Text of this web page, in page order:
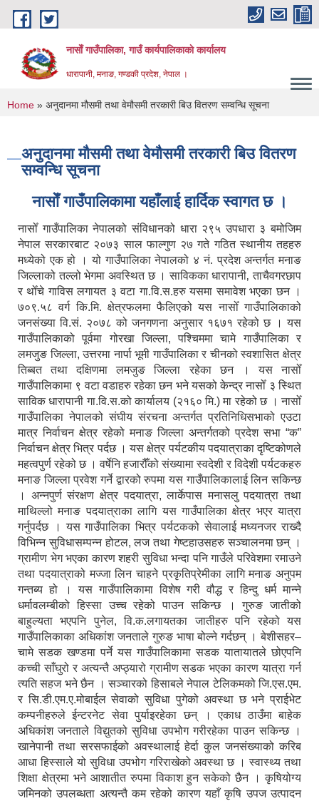
Skip to main content
नासाेँ गाउँपालिका, गाउँ कार्यपालिकाकाे कार्यालय
धारापानी, मनाङ, गण्डकी प्रदेश, नेपाल ।
You are here
Home » अनुदानमा मौसमी तथा वेमौसमी तरकारी बिउ वितरण सम्वन्धि सूचना
अनुदानमा मौसमी तथा वेमौसमी तरकारी बिउ वितरण
सम्वन्धि सूचना
नासाेँ गाउँपालिकामा यहाँलाई हार्दिक स्वागत छ ।
नासोँ गाउँपालिका नेपालको संविधानको धारा २९५ उपधारा ३ बमोजिम
नेपाल सरकारबाट २०७३ साल फाल्गुण २७ गते गठित स्थानीय तहहरु
मध्येको एक हो । यो गाउँपालिका नेपालको ४ नं. प्रदेश अन्तर्गत मनाङ
जिल्लाको तल्लो भेगमा अवस्थित छ । साविकका धारापानी‚ ताचैवगरछाप
र थोँचे गाविस लगायत ३ वटा गा.वि.स.हरु यसमा समावेश भएका छन ।
७०९.५८ वर्ग कि.मि. क्षेत्रफलमा फैलिएको यस नासोँ गाउँपालिकाको
जनसंख्या वि.सं. २०७८ को जनगणना अनुसार १६७१ रहेको छ । यस
गाउँपालिकाको पूर्वमा गोरखा जिल्ला, पश्चिममा चामे गाउँपालिका र
लमजुङ जिल्ला, उत्तरमा नार्पा भूमी गाउँपालिका र चीनको स्वशासित क्षेत्र
तिब्बत तथा दक्षिणमा लमजुङ जिल्ला रहेका छन । यस नासोँ
गाउँपालिकामा ९ वटा वडाहरु रहेका छन भने यसको केन्द्र नासोँ ३ स्थित
साविक धारापानी गा.वि.स.को कार्यालय (२१६० मि.) मा रहेको छ । नासोँ
गाउँपालिका नेपालको संघीय संरचना अन्तर्गत प्रतिनिधिसभाको एउटा
मात्र निर्वाचन क्षेत्र रहेको मनाङ जिल्ला अन्तर्गतको प्रदेश सभा “क”
निर्वाचन क्षेत्र भित्र पर्दछ । यस क्षेत्र पर्यटकीय पदयात्राका दृष्टिकोणले
महत्वपुर्ण रहेको छ । वर्षेनि हजारौँको संख्यामा स्वदेशी र विदेशी पर्यटकहरु
मनाङ जिल्ला प्रवेश गर्ने द्वारको रुपमा यस गाउँपालिकालाई लिन सकिन्छ
। अन्नपुर्ण संरक्षण क्षेत्र पदयात्रा, लार्केपास मनासलु पदयात्रा तथा
माथिल्लो मनाङ पदयात्राका लागि यस गाउँपालिका क्षेत्र भएर यात्रा
गर्नुपर्दछ । यस गाउँपालिका भित्र पर्यटकको सेवालाई मध्यनजर राख्दै
विभिन्न सुविधासम्पन्न होटल, लज तथा गेष्टहाउसहरु सञ्चालनमा छन् ।
ग्रामीण भेग भएका कारण शहरी सुविधा भन्दा पनि गाउँले परिवेशमा रमाउने
तथा पदयात्राको मज्जा लिन चाहने प्रकृतिप्रेमीका लागि मनाङ अनुपम
गन्तब्य हो । यस गाउँपालिकामा विशेष गरी वौद्ध र हिन्दु धर्म मान्ने
धर्मावलम्बीको हिस्सा उच्च रहेको पाउन सकिन्छ । गुरुङ जातीको
बाहुल्यता भएपनि पुनेल, वि.क.लगायतका जातीहरु पनि रहेको यस
गाउँपालिकाका अधिकांश जनताले गुरुङ भाषा बोल्ने गर्दछन् । बेशीसहर–
चामे सडक खण्डमा पर्ने यस गाउँपालिकामा सडक यातायातले छोएपनि
कच्ची साँघुरो र अत्यन्तै अप्ठ्यारो ग्रामीण सडक भएका कारण यात्रा गर्न
त्यति सहज भने छैन । सञ्चारको हिसाबले नेपाल टेलिकमको जि.एस.एम.
र सि.डी.एम.ए.मोबाईल सेवाको सुविधा पुगेको अवस्था छ भने प्राईभेट
कम्पनीहरुले ईन्टरनेट सेवा पुर्याइरहेका छन् । एकाध ठाउँमा बाहेक
अधिकांश जनताले विद्युतको सुविधा उपभोग गरीरहेका पाउन सकिन्छ ।
खानेपानी तथा सरसफाईको अवस्थालाई हेर्दा कुल जनसंख्याको करिब
आधा हिस्साले यो सुविधा उपभोग गरिराखेको अवस्था छ । स्वास्थ्य तथा
शिक्षा क्षेत्रमा भने आशातीत रुपमा विकाश हुन सकेको छैन । कृषियोग्य
जमिनको उपलब्धता अत्यन्तै कम रहेको कारण यहाँ कृषि उपज उत्पादन